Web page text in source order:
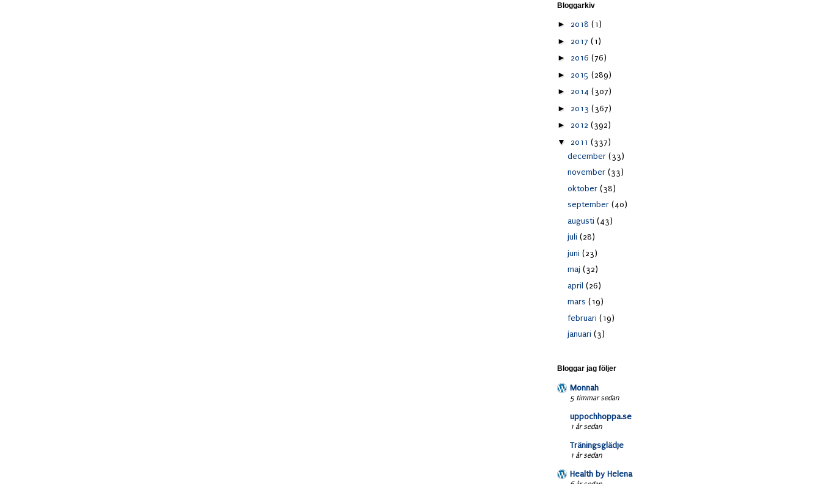
Bloggarkiv
► 2018 (1)
► 2017 (1)
► 2016 (76)
► 2015 (289)
► 2014 (307)
► 2013 (367)
► 2012 (392)
▼ 2011 (337)
december (33)
november (33)
oktober (38)
september (40)
augusti (43)
juli (28)
juni (23)
maj (32)
april (26)
mars (19)
februari (19)
januari (3)
Bloggar jag följer
Monnah
5 timmar sedan
uppochhoppa.se
1 år sedan
Träningsglädje
1 år sedan
Health by Helena